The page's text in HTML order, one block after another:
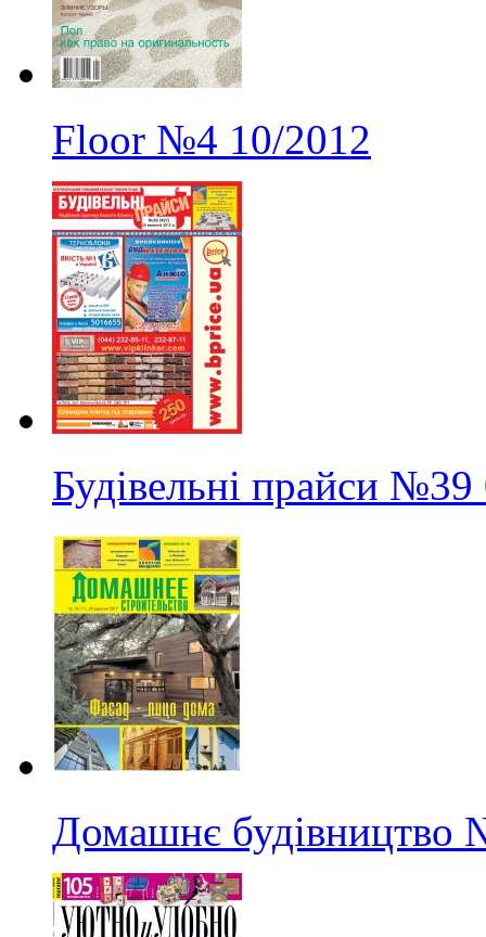
Floor №4 10/2012
Будівельні прайси №39
Домашнє будівництво